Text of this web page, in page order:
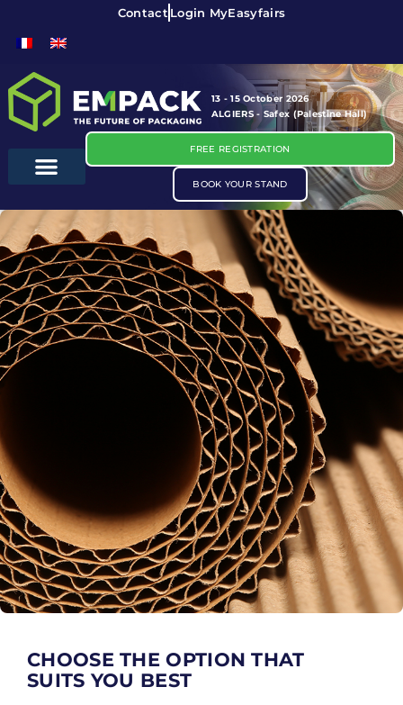
Contact Login MyEasyfairs
13 - 15 October 2026
ALGIERS - Safex (Palestine Hall)
FREE REGISTRATION
BOOK YOUR STAND
CHOOSE THE OPTION THAT
SUITS YOU BEST